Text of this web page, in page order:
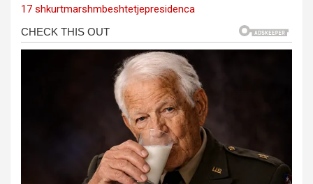
17 shkurtmarshmbeshtetjepresidenca